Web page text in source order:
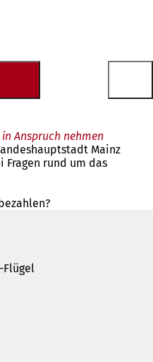
Anspruch nehmen
Mainz
rund um das
Flügel